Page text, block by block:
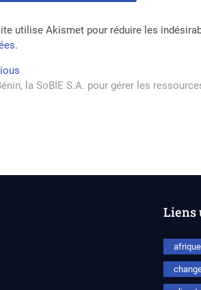
utilise Akismet pour réduire les
.
post:
la SoBIE S.A. pour gérer les
Liens
afrique